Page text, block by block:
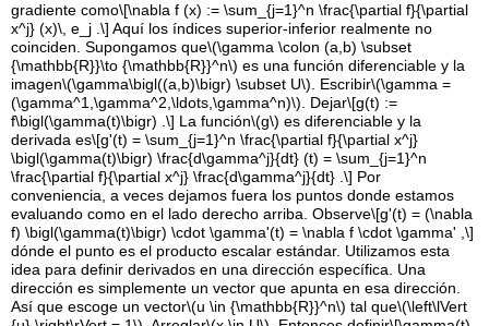
gradiente como\[\nabla f (x) := \sum_{j=1}^n \frac{\partial f}{\partial
x^j} (x)\, e_j .\] Aquí los índices superior-inferior realmente no
coinciden. Supongamos que\(\gamma \colon (a,b) \subset
{\mathbb{R}}\to {\mathbb{R}}^n\) es una función diferenciable y la
imagen\(\gamma\bigl((a,b)\bigr) \subset U\) . Escribir\(\gamma =
(\gamma^1,\gamma^2,\ldots,\gamma^n)\) . Dejar\[g(t) :=
f\bigl(\gamma(t)\bigr) .\] La función\(g\) es diferenciable y la
derivada es\[g'(t) = \sum_{j=1}^n \frac{\partial f}{\partial x^j}
\bigl(\gamma(t)\bigr) \frac{d\gamma^j}{dt} (t) = \sum_{j=1}^n
\frac{\partial f}{\partial x^j} \frac{d\gamma^j}{dt} .\] Por
conveniencia, a veces dejamos fuera los puntos donde estamos
evaluando como en el lado derecho arriba. Observe\[g'(t) = (\nabla
f) \bigl(\gamma(t)\bigr) \cdot \gamma'(t) = \nabla f \cdot \gamma' ,\]
dónde el punto es el producto escalar estándar. Utilizamos esta
idea para definir derivados en una dirección específica. Una
dirección es simplemente un vector que apunta en esa dirección.
Así que escoge un vector\(u \in {\mathbb{R}}^n\) tal que\(\left\lVert